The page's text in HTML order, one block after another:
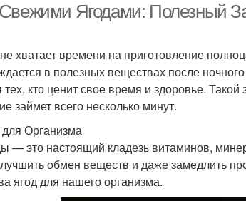
Ягодами: Полезный
хватает времени на приготовление
в полезных веществах после
кто ценит свое время и здоровье.
займет всего несколько минут.
Организма
— это настоящий кладезь витаминов,
обмен веществ и даже замедлить
ягод для нашего организма.